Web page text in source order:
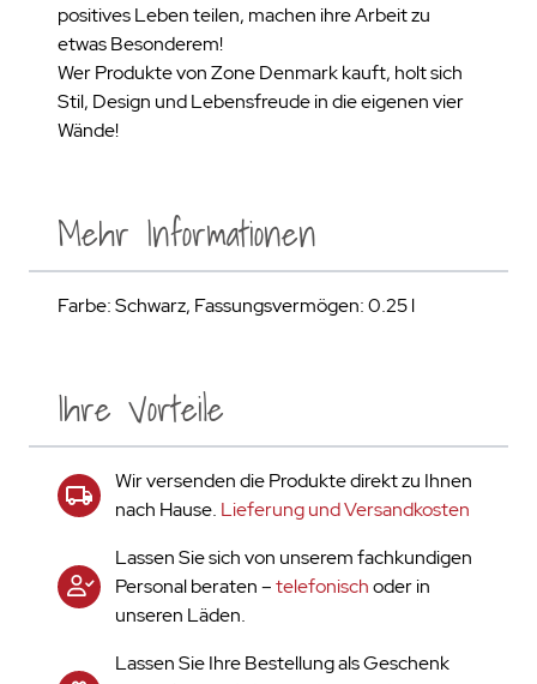
positives Leben teilen, machen ihre Arbeit zu
etwas Besonderem!
Wer Produkte von Zone Denmark kauft, holt sich
Stil, Design und Lebensfreude in die eigenen vier
Wände!
Ihre Vorteile
Wir versenden die Produkte direkt zu Ihnen
nach Hause. Lieferung und Versandkosten
Lassen Sie sich von unserem fachkundigen
Personal beraten –telefonischoder in
unseren Läden.
Lassen Sie Ihre Bestellung als Geschenk
Mehr Informationen
Farbe: Schwarz, Fassungsvermögen: 0.25 l